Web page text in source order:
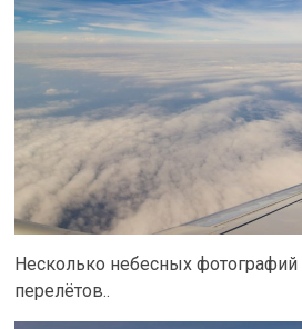
Несколько небесных фотографий
перелётов..